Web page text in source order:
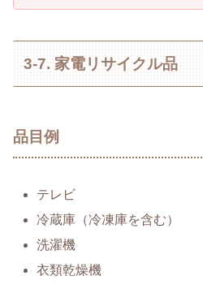
3-7. 家電リサイクル品
品目例
テレビ
冷蔵庫（冷凍庫を含む）
洗濯機
衣類乾燥機